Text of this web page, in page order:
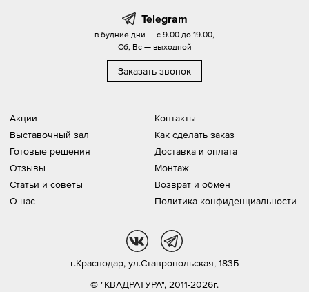
Акции
Выставочный зал
Готовые решения
Отзывы
Статьи и советы
О нас
Контакты
Как сделать заказ
Доставка и оплата
Монтаж
Возврат и обмен
Политика конфиденциальности
Telegram
в будние дни — с 9.00 до 19.00,
Сб, Вс — выходной
Заказать звонок
© "КВАДРАТУРА", 2011-2026г.
г.Краснодар, ул.Ставропольская, 183Б
vk